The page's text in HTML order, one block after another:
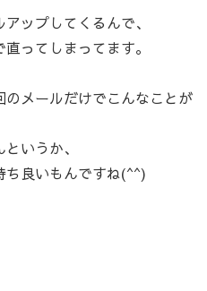
ップしてくるんで、
ってしまってます。
メールだけでこんなことが
いうか、
ち良いもんですね(^^)